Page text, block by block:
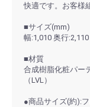
快適です。お客様
■サイズ(mm)
幅:1,010 奥行
■材質
合成樹脂化粧パー
（LVL）
●商品サイズ(約):